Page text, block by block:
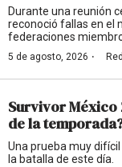
Durante una reunión
reconoció fallas en el
federaciones
5 de agosto, 2026 ·
Survivor México
de la
Una prueba muy
la batalla de este día.